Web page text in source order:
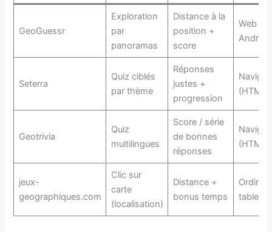
GeoGuessr
Exploration
par
panoramas
Distance à la
position +
score
Web +
Android
Seterra
Quiz ciblés
par thème
Réponses
justes +
progression
Geotrivia
Quiz
multilingues
Score / série
de bonnes
réponses
jeux-
geographiques.com
Clic sur
carte
(localisation)
Distance +
bonus temps
tablette